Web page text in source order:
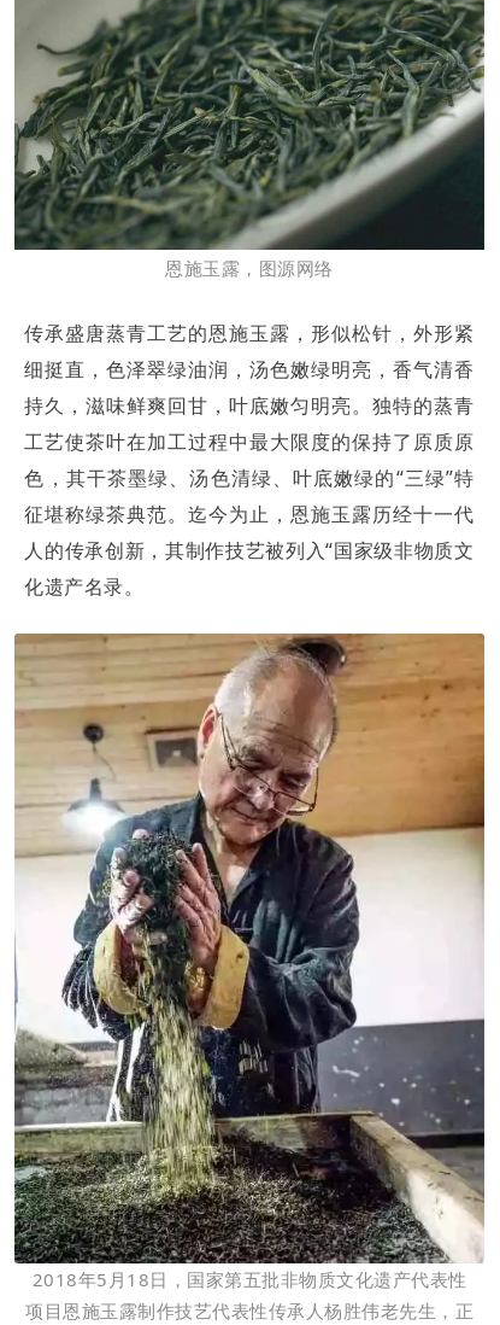
恩施玉露，图源网络
传承盛唐蒸青工艺的恩施玉露，形似松针，外形紧
细挺直，色泽翠绿油润，汤色嫩绿明亮，香气清香
持久，滋味鲜爽回甘，叶底嫩匀明亮。独特的蒸青
工艺使茶叶在加工过程中最大限度的保持了原质原
色，其干茶墨绿、汤色清绿、叶底嫩绿的“三绿”特
征堪称绿茶典范。迄今为止，恩施玉露历经十一代
人的传承创新，其制作技艺被列入“国家级非物质文
化遗产名录。
2018年5月18日，国家第五批非物质文化遗产代表性
项目恩施玉露制作技艺代表性传承人杨胜伟老先生，正